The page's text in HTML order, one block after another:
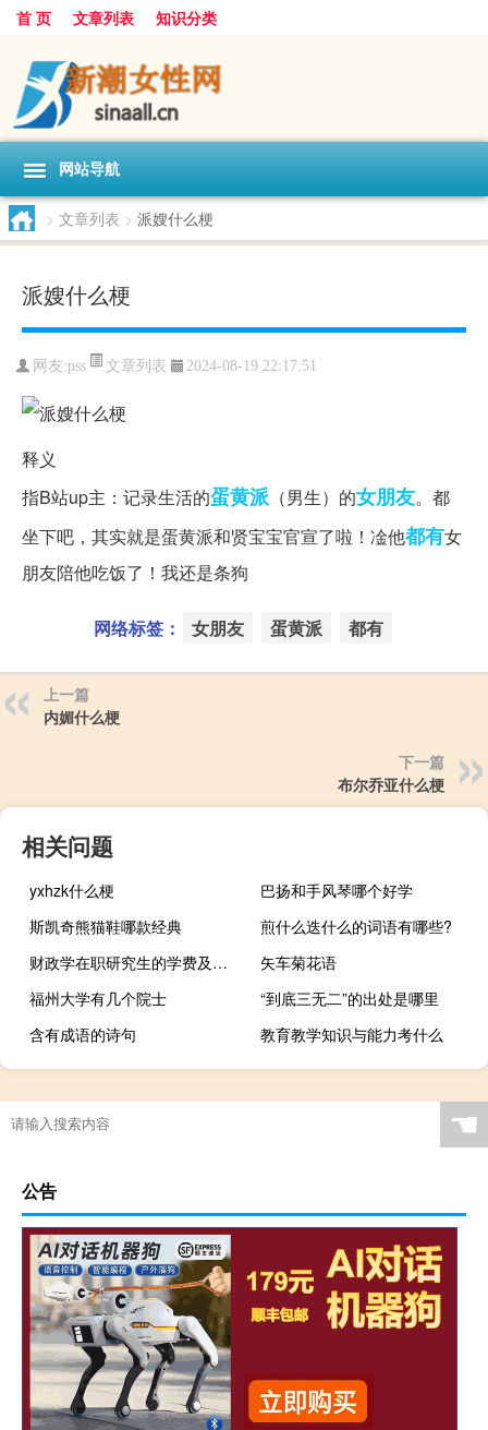
首 页 文章列表 知识分类
网站导航
> 文章列表 > 派嫂什么梗
派嫂什么梗
网友:pss 文章列表 2024-08-19 22:17:51
释义
指B站up主：记录生活的蛋黄派 （男生）的女朋友。都
坐下吧，其实就是蛋黄派和贤宝宝官宣了啦！凎他都有女
朋友陪他吃饭了！我还是条狗
网络标签： 女朋友 蛋黄派 都有
上一篇
内媚什么梗
下一篇
布尔乔亚什么梗
相关问题
yxhzk什么梗
巴扬和手风琴哪个好学
斯凯奇熊猫鞋哪款经典
煎什么迭什么的词语有哪些?
财政学在职研究生的学费及学制各是多少
矢车菊花语
福州大学有几个院士
“到底三无二”的出处是哪里
含有成语的诗句
教育教学知识与能力考什么
☚
公告